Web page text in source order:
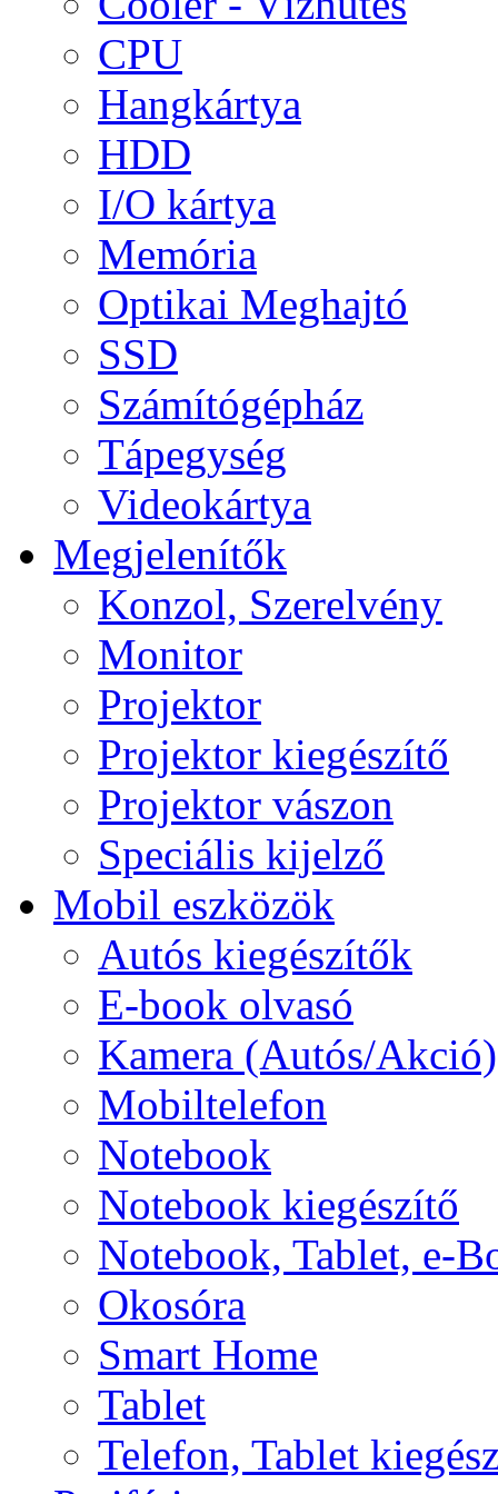
CPU
Hangkártya
HDD
I/O kártya
Memória
Optikai Meghajtó
SSD
Számítógépház
Tápegység
Videokártya
Megjelenítők
Konzol, Szerelvény
Monitor
Projektor
Projektor kiegészítő
Projektor vászon
Speciális kijelző
Mobil eszközök
Autós kiegészítők
E-book olvasó
Kamera (Autós/Akció)
Mobiltelefon
Notebook
Notebook kiegészítő
Notebook, Tablet, e-
Okosóra
Smart Home
Tablet
Telefon, Tablet